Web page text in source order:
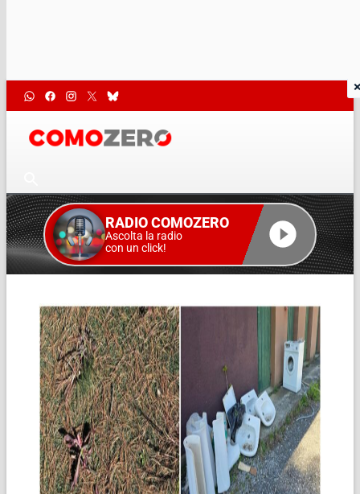
RADIO COMOZERO
Ascolta la radio
con un click!